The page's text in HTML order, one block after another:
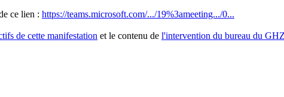
ce lien : https://teams.microsoft.com/.../19%3ameeting.../0...
de cette manifestation et le contenu de l'intervention du bureau du